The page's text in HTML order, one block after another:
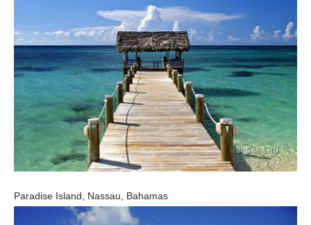
Paradise Island, Nassau, Bahamas